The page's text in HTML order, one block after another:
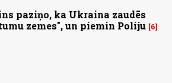
paziņo, ka Ukraina zaudēs
zemes", un piemin Poliju 6